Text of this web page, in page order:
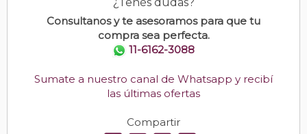
¿Tenés dudas?
Consultanos y te asesoramos para que tu
compra sea perfecta.
11-6162-3088
Sumate a nuestro canal de Whatsapp y recibí
las últimas ofertas
Compartir